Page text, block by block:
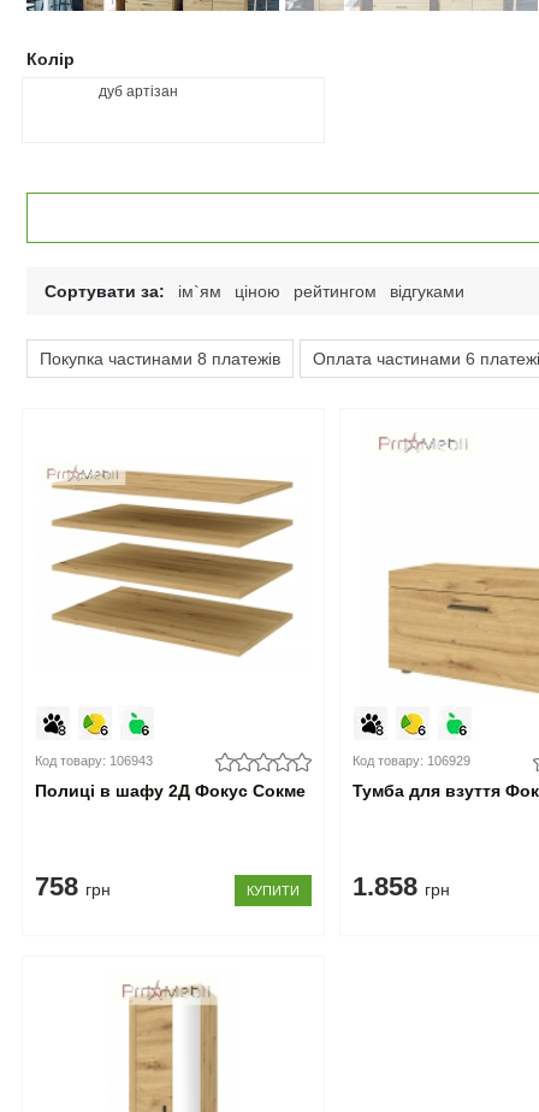
Колір
дуб артізан
Сортувати за: ім`ям ціною рейтингом відгуками
Покупка частинами 8 платежів Оплата частинами 6
Код товару: 106943
Полиці в шафу 2Д Фокус Сокме
758 грн КУПИТИ
Код товару: 106929
Тумба для взуття
1.858 грн